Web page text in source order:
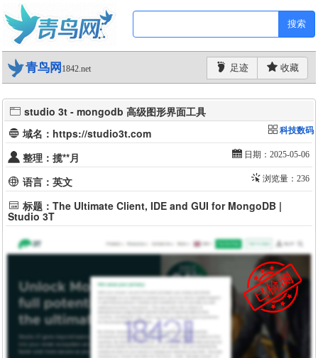
搜索
青鸟网 1842.net 足迹 收藏
studio 3t - mongodb 高级图形界面工具
域名：https://studio3t.com
科技数码
整理：揽**月 日期：2025-05-06
语言：英文 浏览量：236
标题：The Ultimate Client, IDE and GUI for MongoDB |
Studio 3T